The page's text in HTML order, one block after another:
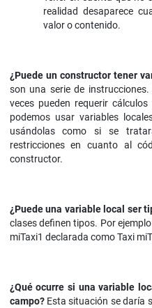
realidad desaparece
valor o contenido.
¿Puede un constructor tener
son una serie de
veces pueden requerir
podemos usar variables
usándolas como si se
restricciones en cuanto al
constructor.
¿Puede una variable local ser
clases definen tipos. Por
miTaxi1 declarada como Taxi
¿Qué ocurre si una variable
campo?Esta situación se daría